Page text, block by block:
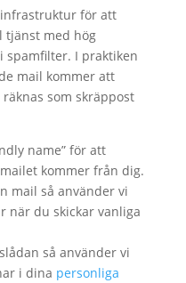
infrastruktur för att
tjänst med hög
spamfilter. I praktiken
mail kommer att
som skräppost
name” för att
kommer från dig.
mail så använder vi
när du skickar vanliga
så använder vi
i dina personliga